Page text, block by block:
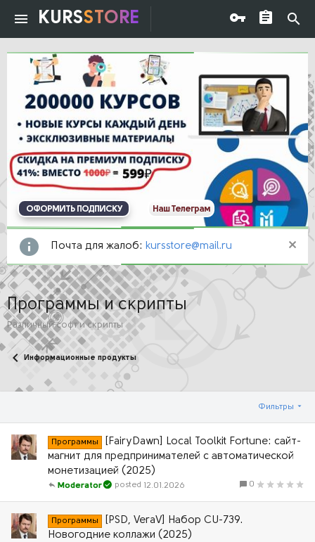
KURSSTORE
ОФОРМИТЬ ПОДПИСКУ Наш Телеграм
Почта для жалоб: kursstore@mail.ru
Программы и скрипты
Различный софт и скрипты
Информационные продукты
Фильтры
Программы
[FairyDawn] Local Toolkit Fortune: сайт-
магнит для предпринимателей с автоматической
монетизацией (2025)
0
12.01.2026
Moderator
Программы
[PSD, VeraV] Набор CU-739.
Новогодние коллажи (2025)